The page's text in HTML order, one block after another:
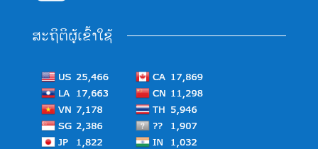
ສະຖິຕິຜູ້ເຂົ້າໃຊ້